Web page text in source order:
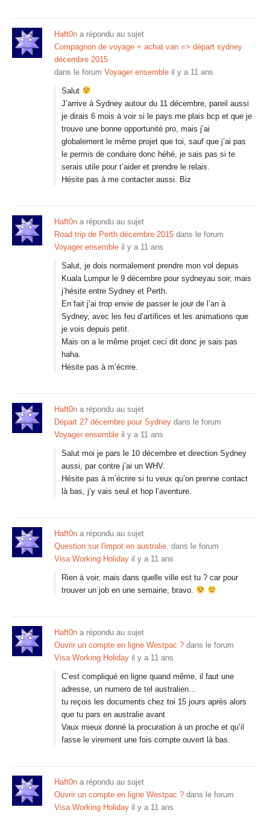
Haft0n a répondu au sujet
Compagnon de voyage + achat van => départ sydney
décembre 2015
dans le forum Voyager ensemble il y a 11 ans
Salut
J’arrive à Sydney autour du 11 décembre, pareil aussi
je dirais 6 mois à voir si le pays me plais bcp et que je
trouve une bonne opportunité pro, mais j’ai
globalement le même projet que toi, sauf que j’ai pas
le permis de conduire donc héhé, je sais pas si te
serais utile pour t’aider et prendre le relais.
Hésite pas à me contacter aussi. Biz
Haft0n a répondu au sujet
Road trip de Perth décembre 2015 dans le forum
Voyager ensemble il y a 11 ans
Salut, je dois normalement prendre mon vol depuis
Kuala Lumpur le 9 décembre pour sydneyau soir, mais
j’hésite entre Sydney et Perth.
En fait j’ai trop envie de passer le jour de l’an à
Sydney, avec les feu d’artifices et les animations que
je vois depuis petit.
Mais on a le même projet ceci dit donc je sais pas
haha.
Hésite pas à m’écrire.
Haft0n a répondu au sujet
Départ 27 décembre pour Sydney dans le forum
Voyager ensemble il y a 11 ans
Salut moi je pars le 10 décembre et direction Sydney
aussi, par contre j’ai un WHV.
Hésite pas à m’écrire si tu veux qu’on prenne contact
là bas, j’y vais seul et hop l’aventure.
Haft0n a répondu au sujet
Question sur l'impot en australie. dans le forum
Visa Working Holiday il y a 11 ans
Rien à voir, mais dans quelle ville est tu ? car pour
trouver un job en une semaine, bravo.
Haft0n a répondu au sujet
Ouvrir un compte en ligne Westpac ? dans le forum
Visa Working Holiday il y a 11 ans
C’est compliqué en ligne quand même, il faut une
adresse, un numero de tel australien…
tu reçois les documents chez toi 15 jours après alors
que tu pars en australie avant
Vaux mieux donné la procuration à un proche et qu’il
fasse le virement une fois compte ouvert là bas.
Haft0n a répondu au sujet
Ouvrir un compte en ligne Westpac ? dans le forum
Visa Working Holiday il y a 11 ans